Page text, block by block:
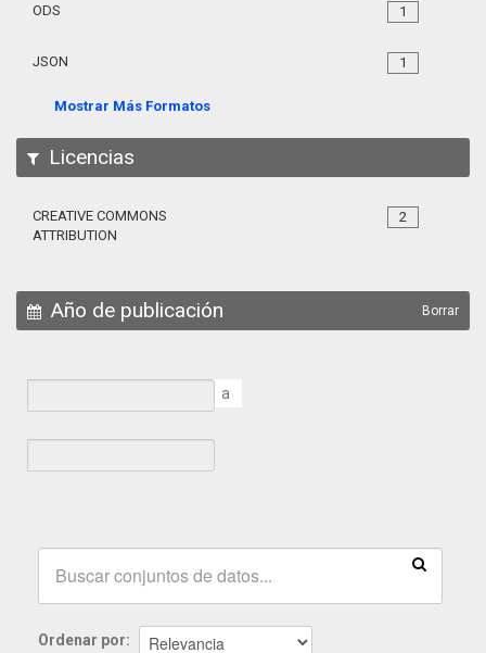
1
ODS
1
JSON
Mostrar Más Formatos
Licencias
2
CREATIVE COMMONS
ATTRIBUTION
Año de publicación Borrar
a
Ordenar por